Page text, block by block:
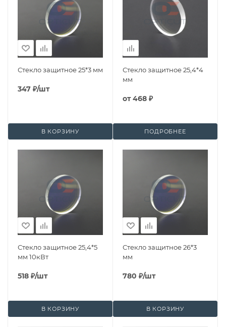
Стекло защитное 25*3 мм
347 ₽/шт
В КОРЗИНУ
Стекло защитное 25,4*4
мм
от468 ₽
ПОДРОБНЕЕ
Стекло защитное 25,4*5
мм 10кВт
518 ₽/шт
В КОРЗИНУ
Стекло защитное 26*3
мм
780 ₽/шт
В КОРЗИНУ